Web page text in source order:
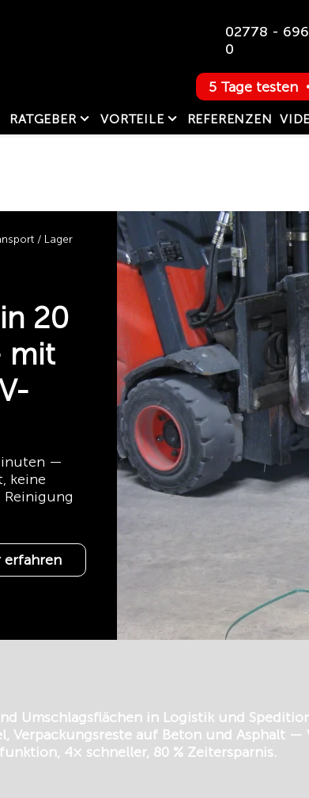
02778 -
0
RATGEBER VORTEILE REFERENZEN
5 Tage testen
/ Lager
20
mit
—
keine
Reinigung
erfahren
Umschlagsflächen in Logistik und
Verpackungsreste auf Beton und Asphalt —
4× schneller, 80 % Zeitersparnis.